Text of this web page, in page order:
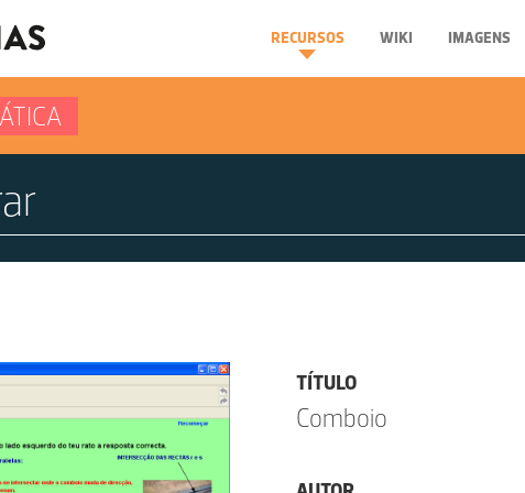
RECURSOS WIKI IMAGENS
TÍTULO
Comboio